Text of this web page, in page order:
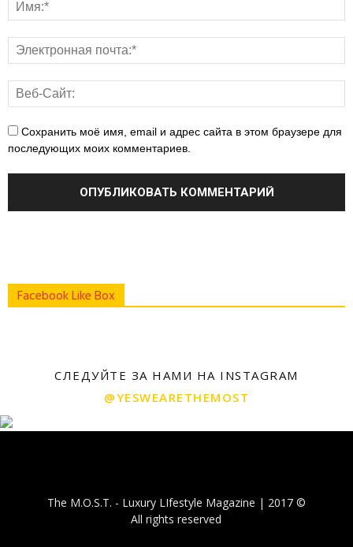
Сохранить моё имя, email и адрес сайта в этом браузере для
последующих моих комментариев.
Facebook Like Box
СЛЕДУЙТЕ ЗА НАМИ НА INSTAGRAM
@YESWEARETHEMOST
The M.O.S.T. - Luxury LIfestyle Magazine | 2017 ©
All rights reserved